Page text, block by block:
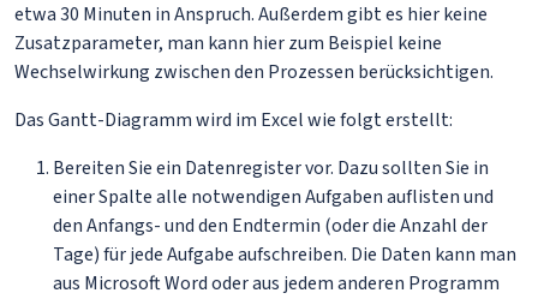
etwa 30 Minuten in Anspruch. Außerdem gibt es hier keine
Zusatzparameter, man kann hier zum Beispiel keine
Wechselwirkung zwischen den Prozessen berücksichtigen.
Das Gantt-Diagramm wird im Excel wie folgt erstellt:
Bereiten Sie ein Datenregister vor. Dazu sollten Sie in
einer Spalte alle notwendigen Aufgaben auflisten und
den Anfangs- und den Endtermin (oder die Anzahl der
Tage) für jede Aufgabe aufschreiben. Die Daten kann man
aus Microsoft Word oder aus jedem anderen Programm